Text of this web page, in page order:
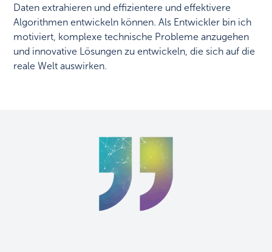
Daten extrahieren und effizientere und effektivere
Algorithmen entwickeln können. Als Entwickler bin ich
motiviert, komplexe technische Probleme anzugehen
und innovative Lösungen zu entwickeln, die sich auf die
reale Welt auswirken.